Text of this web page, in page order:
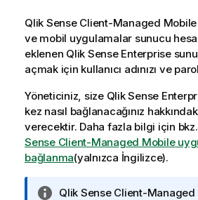
Qlik Sense Client-Managed Mobile
ve mobil uygulamalar sunucu
eklenen Qlik Sense Enterprise
açmak için kullanıcı adınızı ve
Yöneticiniz, size Qlik Sense
kez nasıl bağlanacağınız
verecektir. Daha fazla bilgi için bkz.
Sense Client-Managed Mobile
bağlanma(yalnızca İngilizce).
B
Qlik Sense Client-Managed